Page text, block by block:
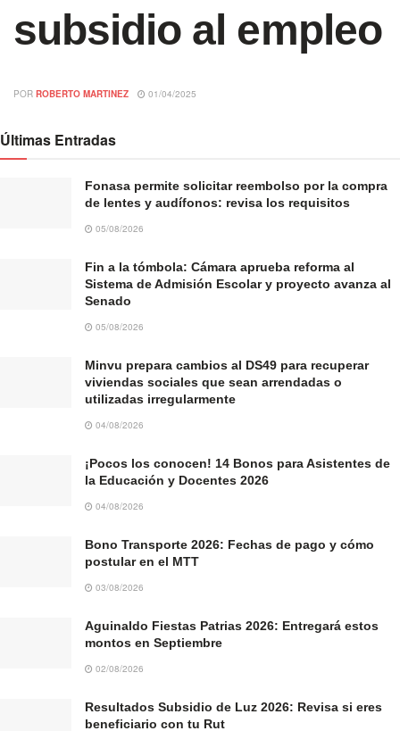
subsidio al empleo
POR ROBERTO MARTINEZ 01/04/2025
Últimas Entradas
Fonasa permite solicitar reembolso por la compra
de lentes y audífonos: revisa los requisitos
05/08/2026
Fin a la tómbola: Cámara aprueba reforma al
Sistema de Admisión Escolar y proyecto avanza al
Senado
05/08/2026
Minvu prepara cambios al DS49 para recuperar
viviendas sociales que sean arrendadas o
utilizadas irregularmente
04/08/2026
¡Pocos los conocen! 14 Bonos para Asistentes de
la Educación y Docentes 2026
04/08/2026
Bono Transporte 2026: Fechas de pago y cómo
postular en el MTT
03/08/2026
Aguinaldo Fiestas Patrias 2026: Entregará estos
montos en Septiembre
02/08/2026
Resultados Subsidio de Luz 2026: Revisa si eres
beneficiario con tu Rut